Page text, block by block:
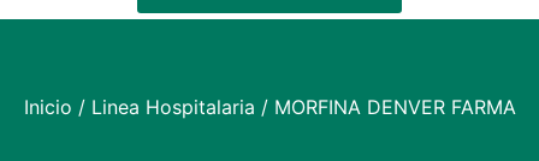
Inicio / Linea Hospitalaria / MORFINA DENVER FARMA